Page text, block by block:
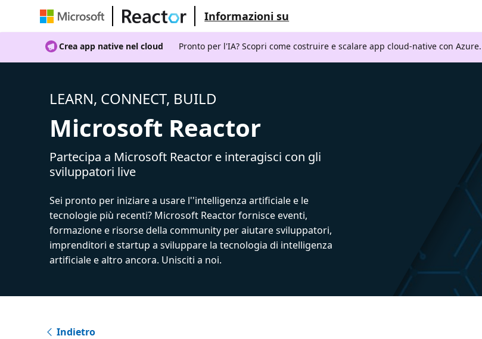
Informazioni su
Crea app native nel cloud Pronto per l'IA? Scopri come costruire e scalare app cloud-native con Azure.
LEARN, CONNECT, BUILD
Microsoft Reactor
Partecipa a Microsoft Reactor e interagisci con gli
sviluppatori live
Sei pronto per iniziare a usare l''intelligenza artificiale e le
tecnologie più recenti? Microsoft Reactor fornisce eventi,
formazione e risorse della community per aiutare sviluppatori,
imprenditori e startup a sviluppare la tecnologia di intelligenza
artificiale e altro ancora. Unisciti a noi.
Indietro